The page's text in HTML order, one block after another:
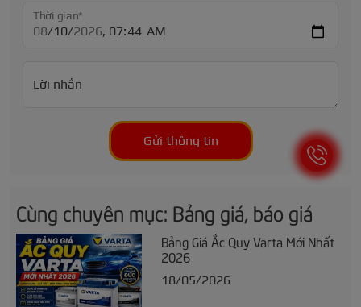
Thời gian*
Lời nhắn
Gửi thông tin
Cùng chuyên mục: Bảng giá, báo giá
Bảng Giá Ắc Quy Varta Mới Nhất
2026
18/05/2026